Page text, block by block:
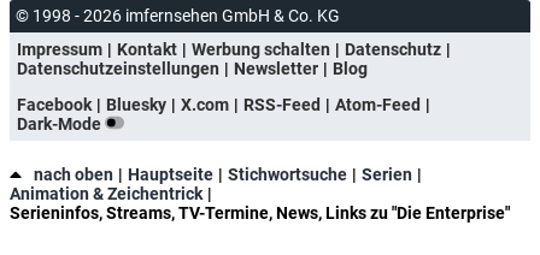
© 1998 - 2026 imfernsehen GmbH & Co. KG
Impressum
Kontakt Werbung schalten
Datenschutz
Datenschutzeinstellungen
Newsletter
Blog
Facebook
Bluesky X.com RSS-Feed
Atom-Feed
Dark-Mode
nach oben Hauptseite Stichwortsuche
Serien
Animation & Zeichentrick
Serieninfos, Streams, TV-Termine, News, Links zu "Die Enterprise"